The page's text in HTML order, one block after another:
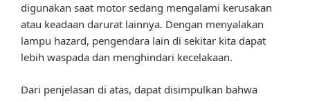
digunakan saat motor sedang mengalami kerusakan
atau keadaan darurat lainnya. Dengan menyalakan
lampu hazard, pengendara lain di sekitar kita dapat
lebih waspada dan menghindari kecelakaan.
Dari penjelasan di atas, dapat disimpulkan bahwa